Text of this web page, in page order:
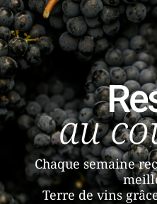
au
Chaque semaine
Terre de vins